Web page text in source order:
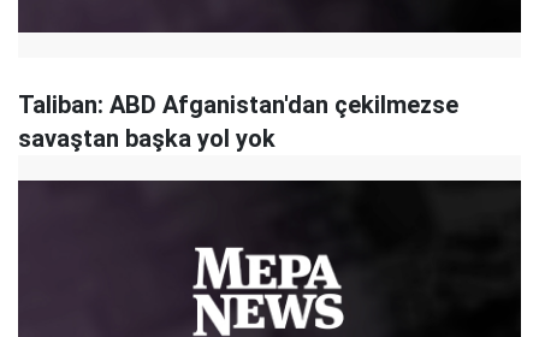
Taliban: ABD Afganistan'dan çekilmezse
savaştan başka yol yok